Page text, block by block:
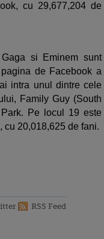
cu 29,677,204 de
si Eminem sunt
de Facebook a
intra unul dintre cele
Family Guy (South
Pe locul 19 este
20,018,625 de fani.
RSS Feed